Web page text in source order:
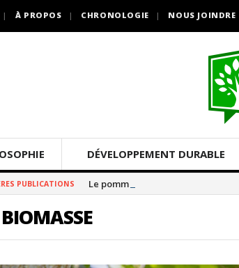
À PROPOS CHRONOLOGIE NOUS JOINDRE
DÉVELOPPEMENT DURABLE
PUBLICATIONS Le pommier thé
BIOMASSE